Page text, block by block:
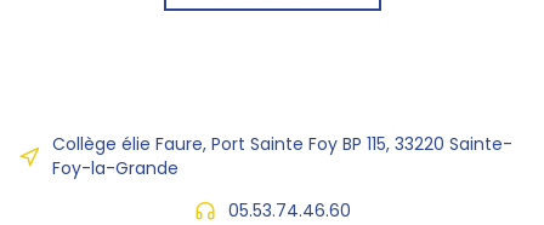
Collège élie Faure, Port Sainte Foy BP 115, 33220 Sainte-
Foy-la-Grande
05.53.74.46.60